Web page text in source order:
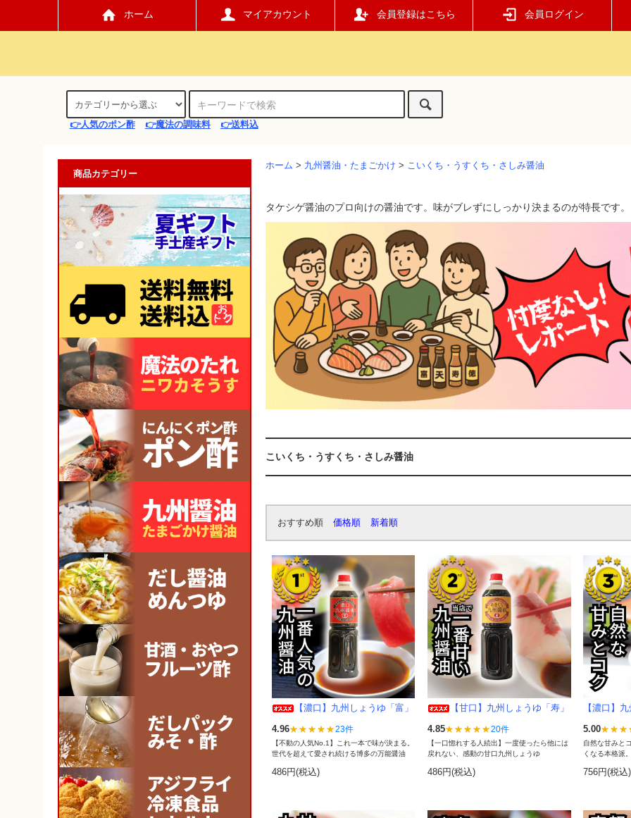
ホーム マイアカウント 会員登録はこちら 会員ログイン
👉人気のポン酢 👉魔法の調味料 👉送料込
ホーム > 九州醤油・たまごかけ > こいくち・うすくち・さしみ醤油
タケシゲ醤油のプロ向けの醤油です。味がブレずにしっかり決まるのが特長です。
こいくち・うすくち・さしみ醤油
おすすめ順 価格順 新着順
【濃口】九州しょうゆ「富」
4.96 23件
【不動の人気No.1】これ一本で味が決まる。
世代を超えて愛され続ける博多の万能醤油
486円(税込)
【甘口】九州しょうゆ「寿」
4.85 20件
【一口惚れする人続出】一度使ったら他には
戻れない、感動の甘口九州しょうゆ
486円(税込)
【濃口】
5.00
自然な甘みと
くなる本格派。
756円(税込)
商品カテゴリー